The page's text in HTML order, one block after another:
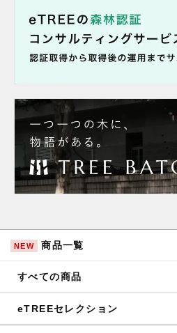
NEW 商品一覧
すべての商品
eTREEセレクション